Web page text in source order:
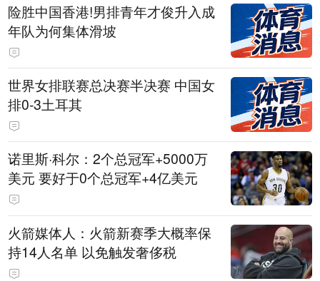
险胜中国香港!男排青年才俊升入成
年队为何集体滑坡
世界女排联赛总决赛半决赛 中国女
排0-3土耳其
诺里斯·科尔：2个总冠军+5000万
美元 要好于0个总冠军+4亿美元
火箭媒体人：火箭新赛季大概率保
持14人名单 以免触发奢侈税